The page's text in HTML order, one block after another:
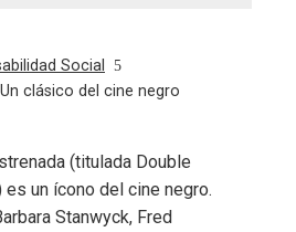
Social
Un clásico del cine negro
(titulada Double
un ícono del cine negro.
Stanwyck, Fred